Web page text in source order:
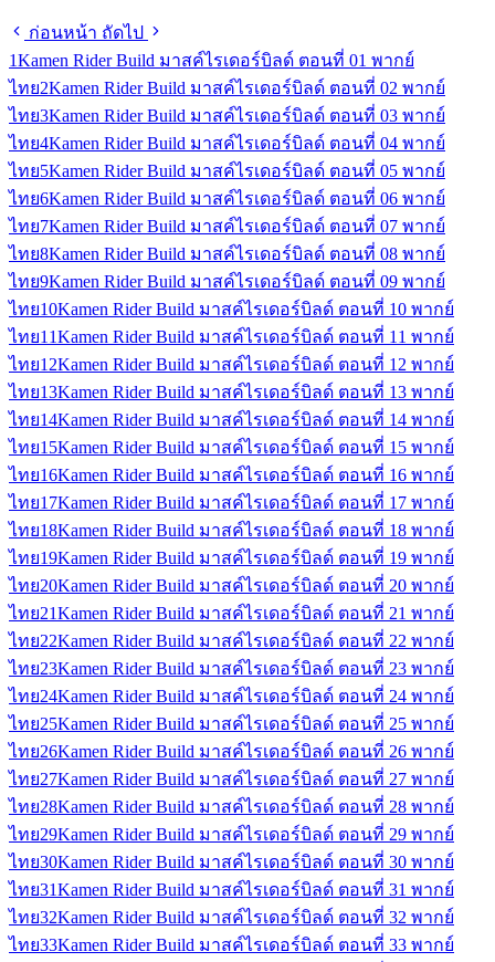
ก่อนหน้า ถัดไป
1Kamen Rider Build มาสค์ไรเดอร์บิลด์ ตอนที่ 01 พากย์
ไทย2Kamen Rider Build มาสค์ไรเดอร์บิลด์ ตอนที่ 02 พากย์
ไทย3Kamen Rider Build มาสค์ไรเดอร์บิลด์ ตอนที่ 03 พากย์
ไทย4Kamen Rider Build มาสค์ไรเดอร์บิลด์ ตอนที่ 04 พากย์
ไทย5Kamen Rider Build มาสค์ไรเดอร์บิลด์ ตอนที่ 05 พากย์
ไทย6Kamen Rider Build มาสค์ไรเดอร์บิลด์ ตอนที่ 06 พากย์
ไทย7Kamen Rider Build มาสค์ไรเดอร์บิลด์ ตอนที่ 07 พากย์
ไทย8Kamen Rider Build มาสค์ไรเดอร์บิลด์ ตอนที่ 08 พากย์
ไทย9Kamen Rider Build มาสค์ไรเดอร์บิลด์ ตอนที่ 09 พากย์
ไทย10Kamen Rider Build มาสค์ไรเดอร์บิลด์ ตอนที่ 10 พากย์
ไทย11Kamen Rider Build มาสค์ไรเดอร์บิลด์ ตอนที่ 11 พากย์
ไทย12Kamen Rider Build มาสค์ไรเดอร์บิลด์ ตอนที่ 12 พากย์
ไทย13Kamen Rider Build มาสค์ไรเดอร์บิลด์ ตอนที่ 13 พากย์
ไทย14Kamen Rider Build มาสค์ไรเดอร์บิลด์ ตอนที่ 14 พากย์
ไทย15Kamen Rider Build มาสค์ไรเดอร์บิลด์ ตอนที่ 15 พากย์
ไทย16Kamen Rider Build มาสค์ไรเดอร์บิลด์ ตอนที่ 16 พากย์
ไทย17Kamen Rider Build มาสค์ไรเดอร์บิลด์ ตอนที่ 17 พากย์
ไทย18Kamen Rider Build มาสค์ไรเดอร์บิลด์ ตอนที่ 18 พากย์
ไทย19Kamen Rider Build มาสค์ไรเดอร์บิลด์ ตอนที่ 19 พากย์
ไทย20Kamen Rider Build มาสค์ไรเดอร์บิลด์ ตอนที่ 20 พากย์
ไทย21Kamen Rider Build มาสค์ไรเดอร์บิลด์ ตอนที่ 21 พากย์
ไทย22Kamen Rider Build มาสค์ไรเดอร์บิลด์ ตอนที่ 22 พากย์
ไทย23Kamen Rider Build มาสค์ไรเดอร์บิลด์ ตอนที่ 23 พากย์
ไทย24Kamen Rider Build มาสค์ไรเดอร์บิลด์ ตอนที่ 24 พากย์
ไทย25Kamen Rider Build มาสค์ไรเดอร์บิลด์ ตอนที่ 25 พากย์
ไทย26Kamen Rider Build มาสค์ไรเดอร์บิลด์ ตอนที่ 26 พากย์
ไทย27Kamen Rider Build มาสค์ไรเดอร์บิลด์ ตอนที่ 27 พากย์
ไทย28Kamen Rider Build มาสค์ไรเดอร์บิลด์ ตอนที่ 28 พากย์
ไทย29Kamen Rider Build มาสค์ไรเดอร์บิลด์ ตอนที่ 29 พากย์
ไทย30Kamen Rider Build มาสค์ไรเดอร์บิลด์ ตอนที่ 30 พากย์
ไทย31Kamen Rider Build มาสค์ไรเดอร์บิลด์ ตอนที่ 31 พากย์
ไทย32Kamen Rider Build มาสค์ไรเดอร์บิลด์ ตอนที่ 32 พากย์
ไทย33Kamen Rider Build มาสค์ไรเดอร์บิลด์ ตอนที่ 33 พากย์